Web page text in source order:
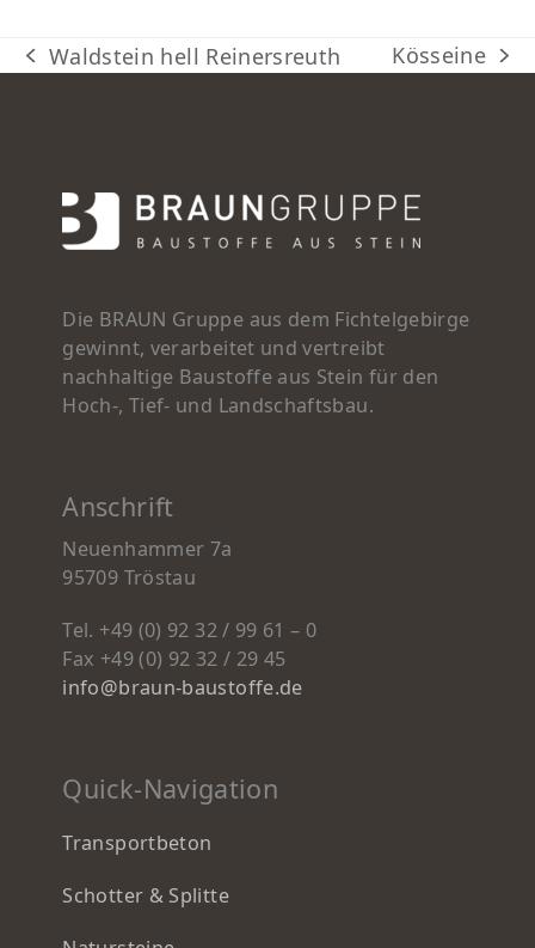
vorheriger
Waldstein hell Reinersreuth
Nächster
Kösseine
Die BRAUN Gruppe aus dem Fichtelgebirge
gewinnt, verarbeitet und vertreibt
nachhaltige Baustoffe aus Stein für den
Hoch-, Tief- und Landschaftsbau.
Anschrift
Neuenhammer 7a
95709 Tröstau
Tel. +49 (0) 92 32 / 99 61 – 0
Fax +49 (0) 92 32 / 29 45
info@braun-baustoffe.de
Quick-Navigation
Transportbeton
Schotter & Splitte